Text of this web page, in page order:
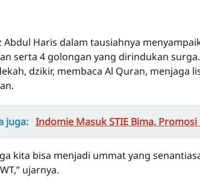
Abdul Haris dalam tausiahnya
serta 4 golongan yang dirindukan
dzikir, membaca Al Quran, menjaga
juga: Indomie Masuk STIE Bima,
kita bisa menjadi ummat yang
ujarnya.